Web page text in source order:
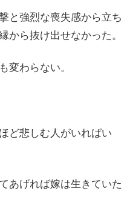
と強烈な喪失感から立ち
から抜け出せなかった。
変わらない。
ど悲しむ人がいればい
あげれば嫁は生きていた